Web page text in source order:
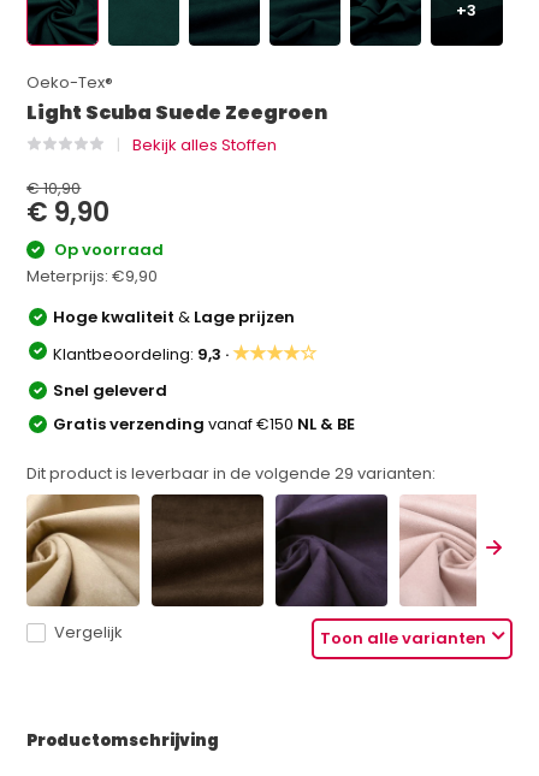
+3
Oeko-Tex®
Light Scuba Suede Zeegroen
Bekijk alles Stoffen
€ 10,90
€ 9,90
Op voorraad
Meterprijs:€9,90
Hoge kwaliteit& Lage prijzen
Klantbeoordeling: 9,3 ·★★★★☆
Snel geleverd
Gratis verzendingvanaf €150 NL & BE
Dit product is leverbaar in de volgende29 varianten:
Toon alle varianten
Vergelijk
Productomschrijving